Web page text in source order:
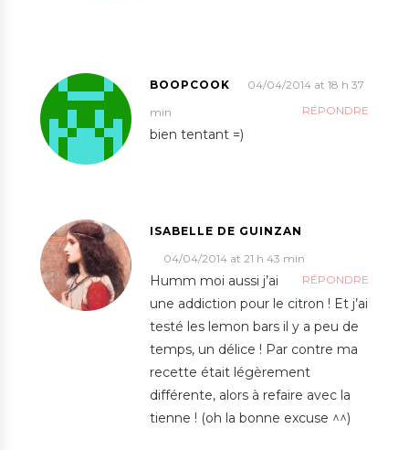
BOOPCOOK
04/04/2014 at 18 h 37
min
RÉPONDRE
bien tentant =)
ISABELLE DE GUINZAN
04/04/2014 at 21 h 43 min
RÉPONDRE
Humm moi aussi j’ai
une addiction pour le citron ! Et j’ai
testé les lemon bars il y a peu de
temps, un délice ! Par contre ma
recette était légèrement
différente, alors à refaire avec la
tienne ! (oh la bonne excuse ^^)